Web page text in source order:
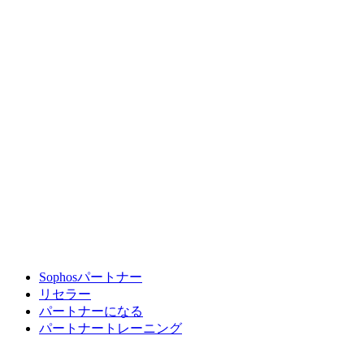
Sophosパートナー
リセラー
パートナーになる
パートナートレーニング